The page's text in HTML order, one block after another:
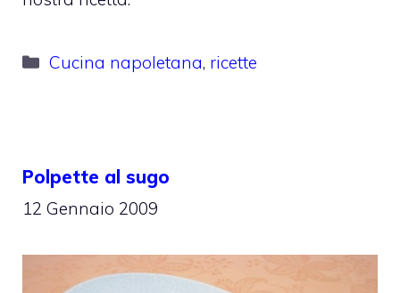
Categorie
Cucina napoletana, ricette
Polpette al sugo
12 Gennaio 2009